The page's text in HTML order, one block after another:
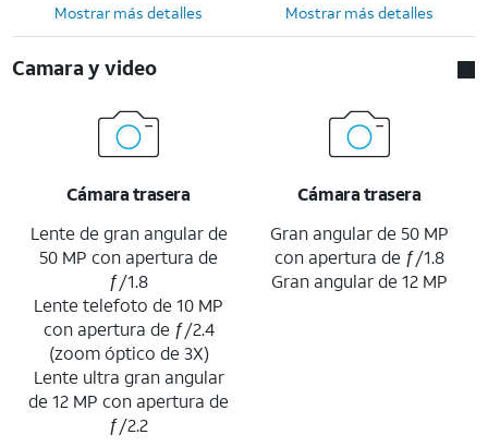
Mostrar más detalles Mostrar más detalles
Camara y video
Cámara trasera
Lente de gran angular de
50 MP con apertura de
ƒ/1.8
Lente telefoto de 10 MP
con apertura de ƒ/2.4
(zoom óptico de 3X)
Lente ultra gran angular
de 12 MP con apertura de
ƒ/2.2
Cámara trasera
Gran angular de 50 MP
con apertura de ƒ/1.8
Gran angular de 12 MP